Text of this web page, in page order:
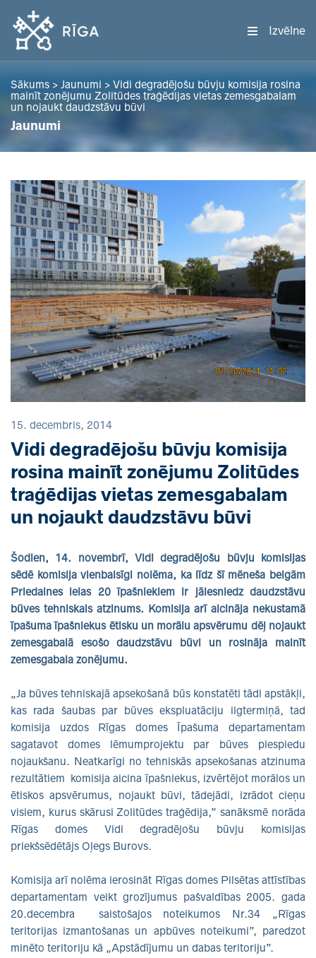
Izvēlne
Sākums > Jaunumi > Vidi degradējošu būvju komisija rosina
mainīt zonējumu Zolitūdes traģēdijas vietas zemesgabalam
un nojaukt daudzstāvu būvi
Jaunumi
15. decembris, 2014
Vidi degradējošu būvju komisija
rosina mainīt zonējumu Zolitūdes
traģēdijas vietas zemesgabalam
un nojaukt daudzstāvu būvi
Šodien, 14. novembrī, Vidi degradējošu būvju komisijas
sēdē komisija vienbalsīgi nolēma, ka līdz šī mēneša beigām
Priedaines ielas 20 īpašniekiem ir jāiesniedz daudzstāvu
būves tehniskais atzinums. Komisija arī aicināja nekustamā
īpašuma īpašniekus ētisku un morālu apsvērumu dēļ nojaukt
zemesgabalā esošo daudzstāvu būvi un rosināja mainīt
zemesgabala zonējumu.
„Ja būves tehniskajā apsekošanā būs konstatēti tādi apstākļi,
kas rada šaubas par būves ekspluatāciju ilgtermiņā, tad
komisija uzdos Rīgas domes Īpašuma departamentam
sagatavot domes lēmumprojektu par būves piespiedu
nojaukšanu. Neatkarīgi no tehniskās apsekošanas atzinuma
rezultātiem komisija aicina īpašniekus, izvērtējot morālos un
ētiskos apsvērumus, nojaukt būvi, tādejādi, izrādot cieņu
visiem, kurus skārusi Zolitūdes traģēdija,” sanāksmē norāda
Rīgas domes Vidi degradējošu būvju komisijas
priekšsēdētājs Oļegs Burovs.
Komisija arī nolēma ierosināt Rīgas domes Pilsētas attīstības
departamentam veikt grozījumus pašvaldības 2005. gada
20.decembra saistošajos noteikumos Nr.34 „Rīgas
teritorijas izmantošanas un apbūves noteikumi”, paredzot
minēto teritoriju kā „Apstādījumu un dabas teritoriju”.